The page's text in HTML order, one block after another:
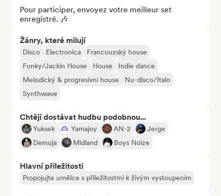
Pour participer, envoyez votre meilleur set
enregistré. 🎶
Žánry, které milují
Disco Electronica
Francouzský house
Funky/Jackin House
House
Indie dance
Melodický & progresivní house
Nu-disco/Italo
Synthwave
Chtějí dostávat hudbu podobnou...
Yuksek Yamajoy AN-2
Jerge
Demuja
Midland Boys Noize
Hlavní příležitosti
Propojujte umělce s příležitostmi k živým vystoupením